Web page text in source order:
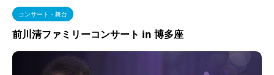
コンサート・舞台
前川清ファミリーコンサート in 博多座